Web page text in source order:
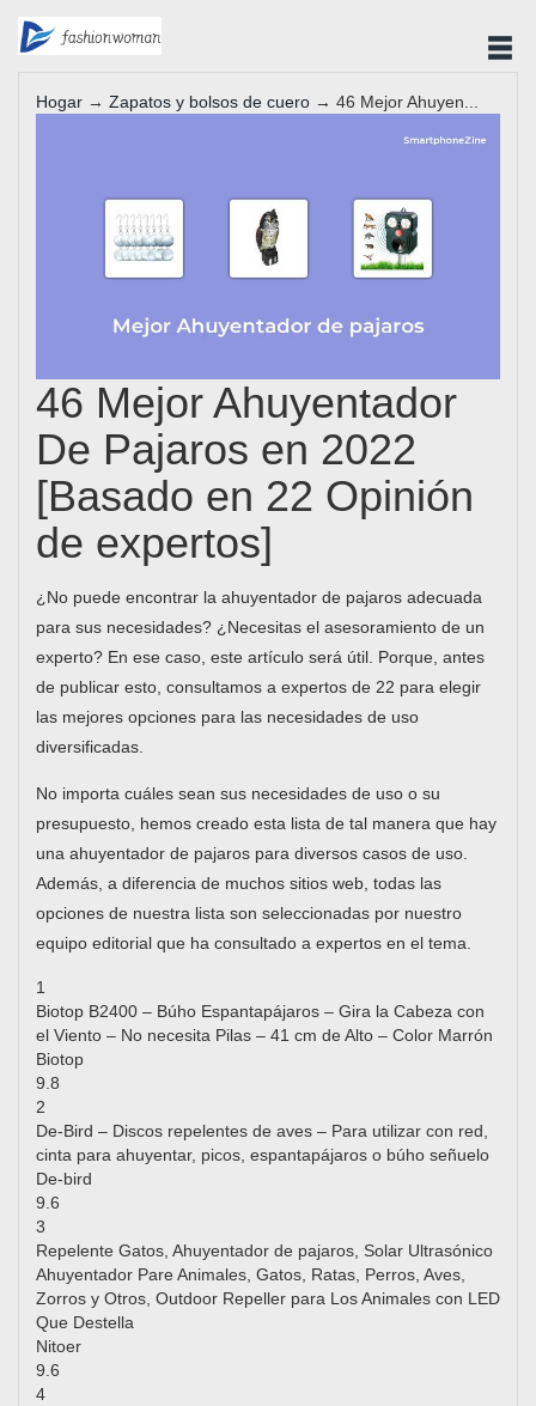
Hogar → Zapatos y bolsos de cuero → 46 Mejor Ahuyen...
46 Mejor Ahuyentador
De Pajaros en 2022
[Basado en 22 Opinión
de expertos]
¿No puede encontrar la ahuyentador de pajaros adecuada
para sus necesidades? ¿Necesitas el asesoramiento de un
experto? En ese caso, este artículo será útil. Porque, antes
de publicar esto, consultamos a expertos de 22 para elegir
las mejores opciones para las necesidades de uso
diversificadas.
No importa cuáles sean sus necesidades de uso o su
presupuesto, hemos creado esta lista de tal manera que hay
una ahuyentador de pajaros para diversos casos de uso.
Además, a diferencia de muchos sitios web, todas las
opciones de nuestra lista son seleccionadas por nuestro
equipo editorial que ha consultado a expertos en el tema.
1
Biotop B2400 – Búho Espantapájaros – Gira la Cabeza con
el Viento – No necesita Pilas – 41 cm de Alto – Color Marrón
Biotop
9.8
2
De-Bird – Discos repelentes de aves – Para utilizar con red,
cinta para ahuyentar, picos, espantapájaros o búho señuelo
De-bird
9.6
3
Repelente Gatos, Ahuyentador de pajaros, Solar Ultrasónico
Ahuyentador Pare Animales, Gatos, Ratas, Perros, Aves,
Zorros y Otros, Outdoor Repeller para Los Animales con LED
Que Destella
Nitoer
9.6
4